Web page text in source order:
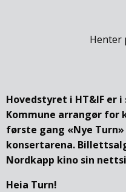
Henter
Hovedstyret i HT&IF er
Kommune arrangør for
første gang «Nye
konsertarena.
Nordkapp kino sin
Heia Turn!